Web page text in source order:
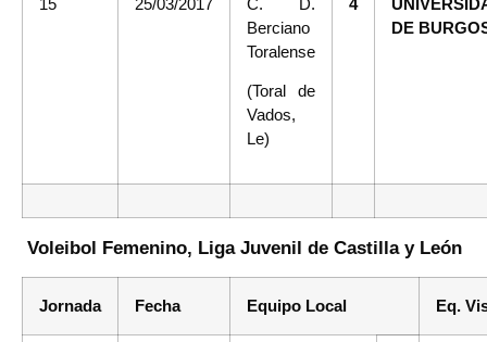
15 25/03/2017
C. D.
Berciano
Toralense
(Toral de
Vados,
Le)
4
DE
Voleibol Femenino, Liga Juvenil de Castilla y León
Jornada Fecha Equipo Local Eq.